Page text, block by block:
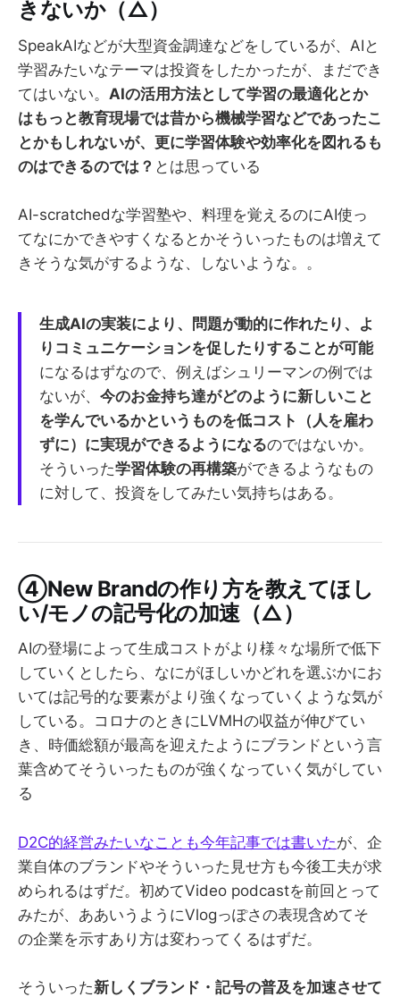
きないか（△）
SpeakAIなどが大型資金調達などをしているが、AIと
学習みたいなテーマは投資をしたかったが、まだでき
てはいない。 AIの活用方法として学習の最適化とか
はもっと教育現場では昔から機械学習などであったこ
とかもしれないが、更に学習体験や効率化を図れるも
のはできるのでは？ とは思っている
AI-scratchedな学習塾や、料理を覚えるのにAI使っ
てなにかできやすくなるとかそういったものは増えて
きそうな気がするような、しないような。。
生成AIの実装により、問題が動的に作れたり、よ
りコミュニケーションを促したりすることが可能
になるはずなので、例えばシュリーマンの例では
ないが、 今のお金持ち達がどのように新しいこと
を学んでいるかというものを低コスト（人を雇わ
ずに）に実現ができるようになるのではないか。
そういった学習体験の再構築ができるようなもの
に対して、投資をしてみたい気持ちはある。
④New Brandの作り方を教えてほし
い/モノの記号化の加速（△）
AIの登場によって生成コストがより様々な場所で低下
していくとしたら、なにがほしいかどれを選ぶかにお
いては記号的な要素がより強くなっていくような気が
している。コロナのときにLVMHの収益が伸びてい
き、時価総額が最高を迎えたようにブランドという言
葉含めてそういったものが強くなっていく気がしてい
る
D2C的経営みたいなことも今年記事では書いたが、企
業自体のブランドやそういった見せ方も今後工夫が求
められるはずだ。初めてVideo podcastを前回とって
みたが、ああいうようにVlogっぽさの表現含めてそ
の企業を示すあり方は変わってくるはずだ。
そういった新しくブランド・記号の普及を加速させて